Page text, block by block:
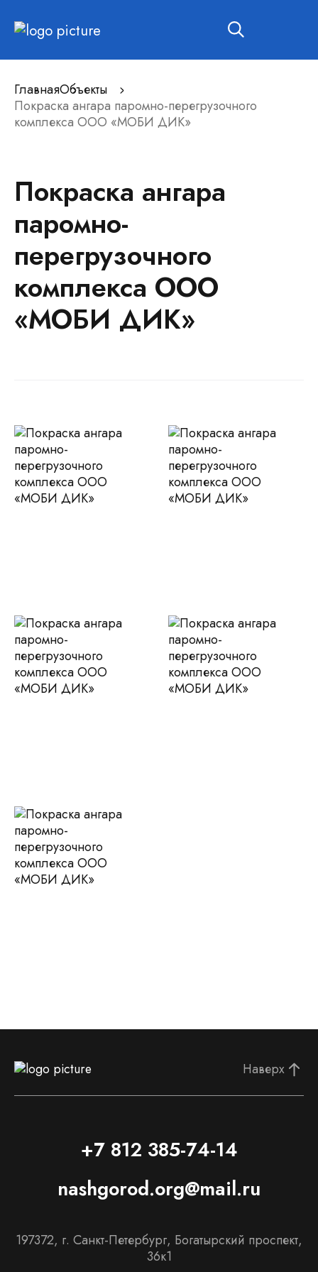
ГлавнаяОбъекты
Покраска ангара паромно-перегрузочного
комплекса ООО «МОБИ ДИК»
Покраска ангара
паромно-
перегрузочного
комплекса ООО
«МОБИ ДИК»
Наверх
+7 812 385-74-14
nashgorod.org@mail.ru
197372, г. Санкт-Петербург, Богатырский проспект,
36к1